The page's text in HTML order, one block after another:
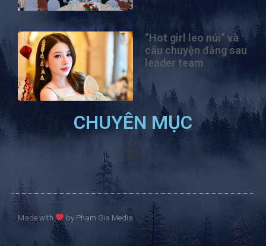
“Hot girl leo núi” và
câu chuyện đằng sau
leader team
CHUYÊN MỤC
Made with by Pham Gia Media​​